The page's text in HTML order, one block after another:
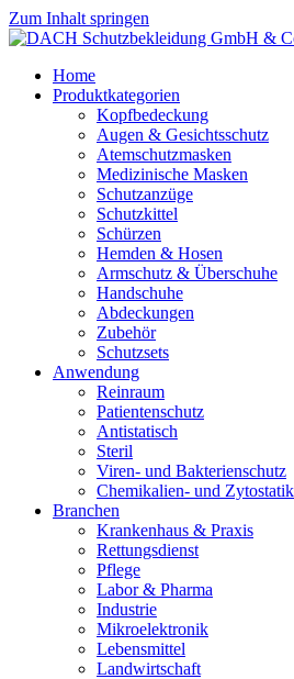
Zum Inhalt springen
Home
Produktkategorien
Kopfbedeckung
Augen & Gesichtsschutz
Atemschutzmasken
Medizinische Masken
Schutzanzüge
Schutzkittel
Schürzen
Hemden & Hosen
Armschutz & Überschuhe
Handschuhe
Abdeckungen
Zubehör
Schutzsets
Anwendung
Reinraum
Patientenschutz
Antistatisch
Steril
Viren- und Bakterienschutz
Chemikalien- und
Branchen
Krankenhaus & Praxis
Rettungsdienst
Pflege
Labor & Pharma
Industrie
Mikroelektronik
Lebensmittel
Landwirtschaft